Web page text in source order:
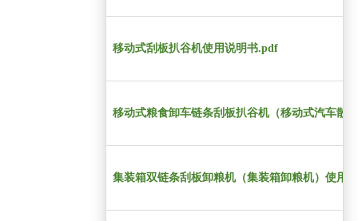
移动式刮板扒谷机使用说明书.pdf
移动式粮食卸车链条刮板扒谷机（移动式汽车散
集装箱双链条刮板卸粮机（集装箱卸粮机）使用